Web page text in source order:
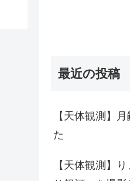
最近の投稿
【天体観測】
た
【天体観測】